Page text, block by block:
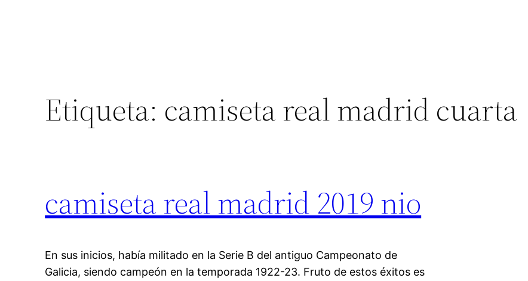
Etiqueta: camiseta real madrid cuarta
camiseta real madrid 2019 nio
En sus inicios, había militado en la Serie B del antiguo Campeonato de
Galicia, siendo campeón en la temporada 1922-23. Fruto de estos éxitos es